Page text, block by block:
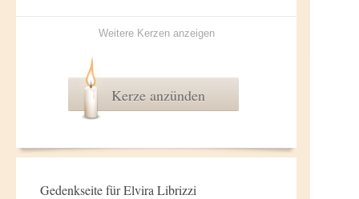
Weitere Kerzen anzeigen
Kerze anzünden
Gedenkseite für Elvira Librizzi